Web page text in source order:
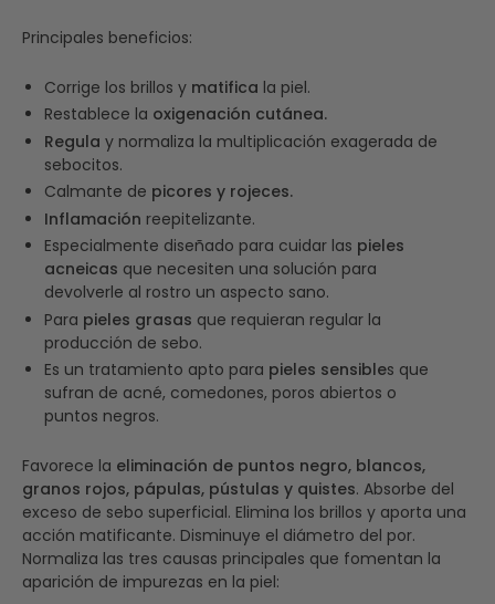
Principales beneficios:
Corrige los brillos y matifica la piel.
Restablece la oxigenación cutánea.
Regula y normaliza la multiplicación exagerada de
sebocitos.
Calmante de picores y rojeces.
Inflamación reepitelizante.
Especialmente diseñado para cuidar las pieles
acneicas que necesiten una solución para
devolverle al rostro un aspecto sano.
Para pieles grasas que requieran regular la
producción de sebo.
Es un tratamiento apto para pieles sensibles que
sufran de acné, comedones, poros abiertos o
puntos negros.
Favorece la eliminación de puntos negro, blancos,
granos rojos, pápulas, pústulas y quistes. Absorbe del
exceso de sebo superficial. Elimina los brillos y aporta una
acción matificante. Disminuye el diámetro del por.
Normaliza las tres causas principales que fomentan la
aparición de impurezas en la piel: